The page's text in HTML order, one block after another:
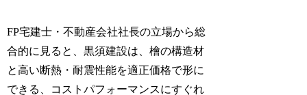
FP宅建士・不動産会社社長の立場から総
合的に見ると、黒須建設は、檜の構造材
と高い断熱・耐震性能を適正価格で形に
できる、コストパフォーマンスにすぐれ